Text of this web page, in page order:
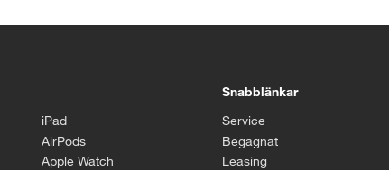
iPad
AirPods
Apple Watch
Snabblänkar
Service
Begagnat
Leasing